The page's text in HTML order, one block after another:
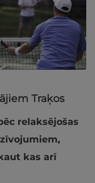
Traķos
relaksējošas
kas arī